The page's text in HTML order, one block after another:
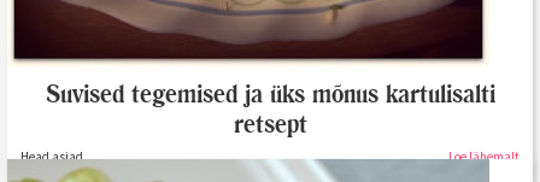
Suvised tegemised ja üks mõnus kartulisalti
retsept
Head asjad... Loe lähemalt